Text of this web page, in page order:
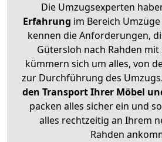
Die Umzugsexperten
Erfahrung im Bereich
kennen die Anforderungen,
Gütersloh nach Rahden
kümmern sich um alles, von
zur Durchführung des Umzugs.
den Transport Ihrer Möbel
packen alles sicher ein und
alles rechtzeitig an Ihrem
Rahden